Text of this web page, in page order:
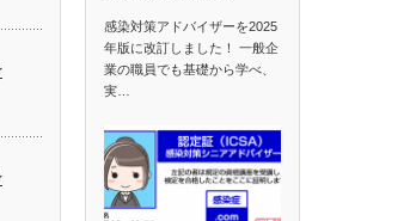
感染対策アドバイザーを2025
年版に改訂しました！ 一般企
業の職員でも基礎から学べ、
実…